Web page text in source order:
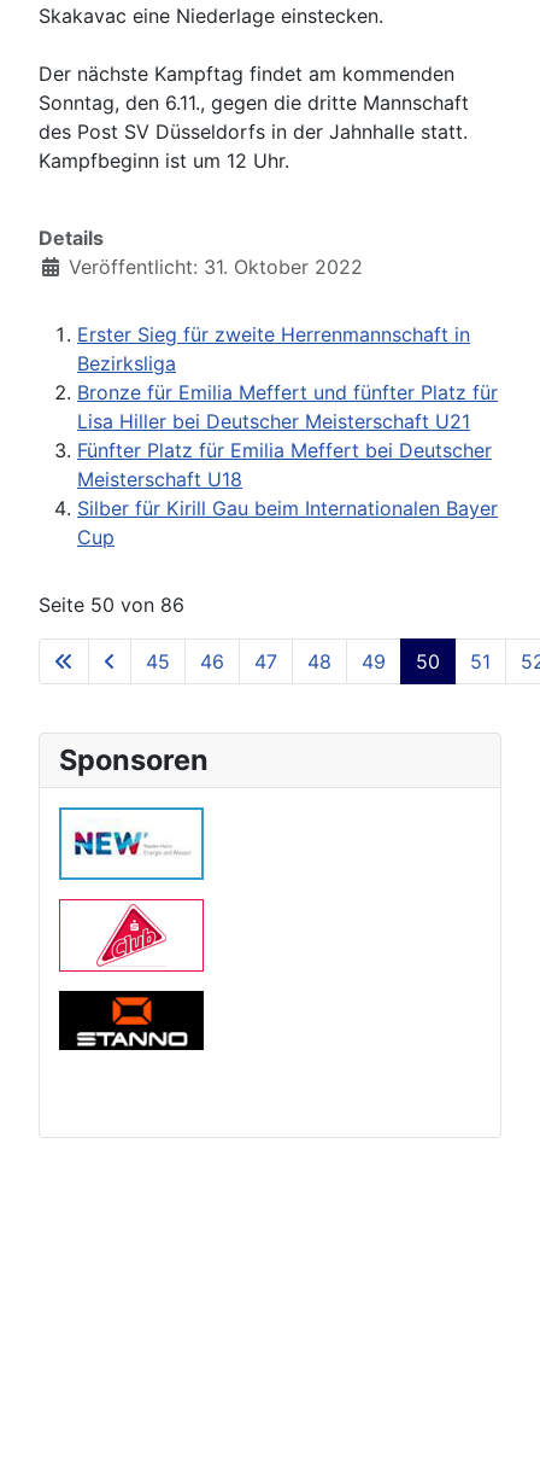
Skakavac eine Niederlage einstecken.
Der nächste Kampftag findet am kommenden
Sonntag, den 6.11., gegen die dritte Mannschaft
des Post SV Düsseldorfs in der Jahnhalle statt.
Kampfbeginn ist um 12 Uhr.
Details
Veröffentlicht: 31. Oktober 2022
Erster Sieg für zweite Herrenmannschaft in
Bezirksliga
Bronze für Emilia Meffert und fünfter Platz für
Lisa Hiller bei Deutscher Meisterschaft U21
Fünfter Platz für Emilia Meffert bei Deutscher
Meisterschaft U18
Silber für Kirill Gau beim Internationalen Bayer
Cup
Seite 50 von 86
45 46 47 48 49 50 51
Sponsoren